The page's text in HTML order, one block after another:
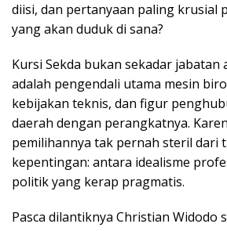
diisi, dan pertanyaan paling krusial
yang akan duduk di sana?
Kursi Sekda bukan sekadar jabatan
adalah pengendali utama mesin
kebijakan teknis, dan figur
daerah dengan perangkatnya.
pemilihannya tak pernah steril dari
kepentingan: antara idealisme
politik yang kerap pragmatis.
Pasca dilantiknya Christian Widodo